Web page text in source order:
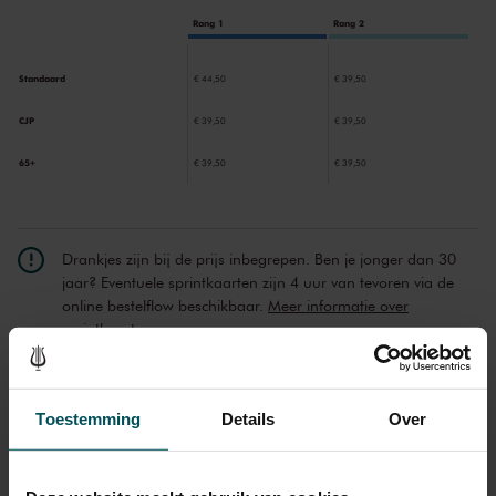
Toestemming Details Over
Rang 1 Rang 2
Standaard € 44,50 € 39,50
CJP € 39,50 € 39,50
65+ € 39,50 € 39,50
Drankjes zijn bij de prijs inbegrepen. Ben je jonger dan 30
jaar? Eventuele sprintkaarten zijn 4 uur van tevoren via de
online bestelflow beschikbaar. Meer informatie over
sprintkaarten
Prijzen zijn exclusief transactiekosten: € 5 per bestelling. Wilt
u rolstoelplaatsen bestellen? Mail naar
kassa@concertgebouw.nl of bel de Concertgebouwlijn op